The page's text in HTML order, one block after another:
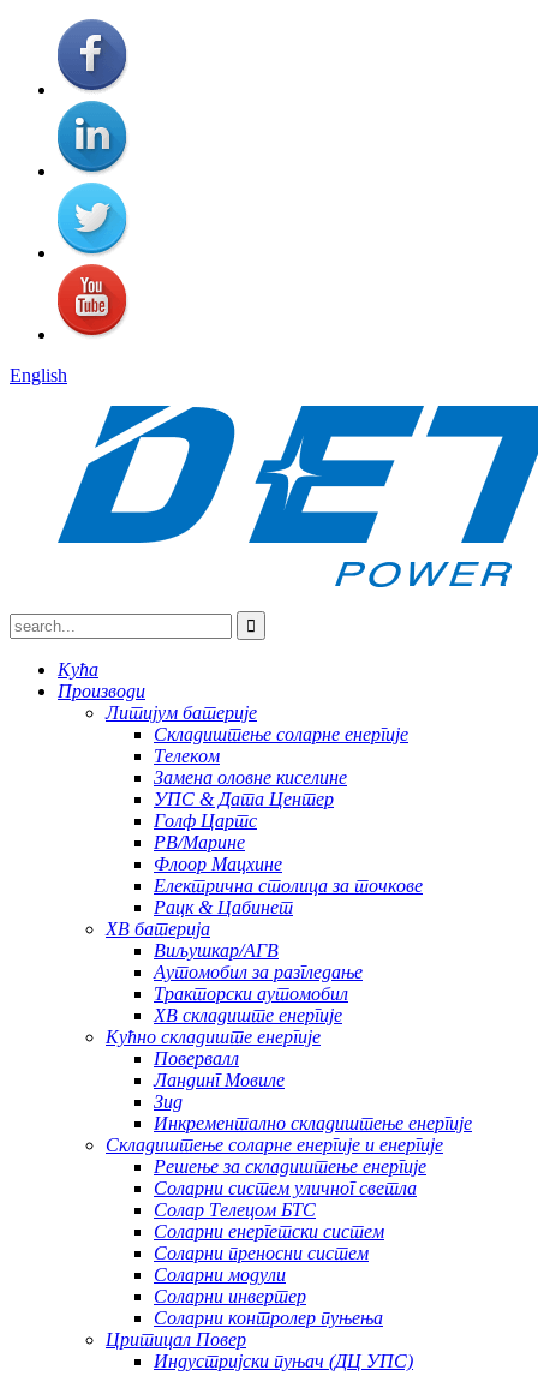
English
Кућа
Производи
Литијум батерије
Складиштење соларне енергије
Телеком
Замена оловне киселине
УПС & Дата Центер
Голф Цартс
РВ/Марине
Флоор Мацхине
Електрична столица за точкове
Рацк & Цабинет
ХВ батерија
Виљушкар/АГВ
Аутомобил за разгледање
Тракторски аутомобил
ХВ складиште енергије
Кућно складиште енергије
Повервалл
Ландинг Мовиле
Зид
Инкрементално складиштење енергије
Складиштење соларне енергије и енергије
Решење за складиштење енергије
Соларни систем уличног светла
Солар Телецом БТС
Соларни енергетски систем
Соларни преносни систем
Соларни модули
Соларни инвертер
Соларни контролер пуњења
Цритицал Повер
Индустријски пуњач (ДЦ УПС)